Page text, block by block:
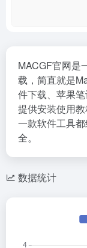
MACGF官网是
载，简直就是
件下载、苹果
提供安装使用
一款软件工具
全。
数据统计